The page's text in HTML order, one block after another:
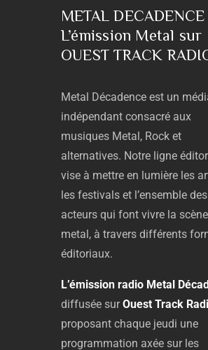
METAL
L’émission Metal sur
OUEST TRACK
Metal Décadence est un
indépendant consacré aux
musiques Metal, Rock et
alternatives. Notre ligne
vise à mettre en lumière les
les festivals et l’ensemble des
acteurs qui font vivre la scène
metal, à travers différents
éditoriaux.
L’émission radio Metal
diffusée surOuest Track
proposant chaque jeudi une
programmation axée sur les